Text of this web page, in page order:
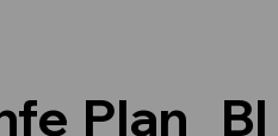
Plan Bl